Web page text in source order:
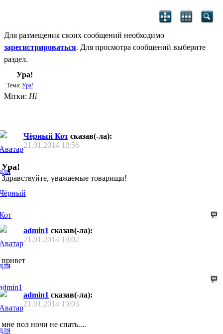
Для размещения своих сообщений необходимо
зарегистрироваться. Для просмотра сообщений выберите
раздел.
Ура!
Тема: Ура!
Мітки: Ні
Чёрный Кот сказав(-ла):
21.01.2014 18:56
Ура!
Здравствуйте, уважаемые товарищи!
admin1 сказав(-ла):
21.01.2014 19:02
привет
admin1 сказав(-ла):
21.01.2014 19:03
мне пол ночи не спать....